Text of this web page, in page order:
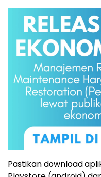
Pastikan download